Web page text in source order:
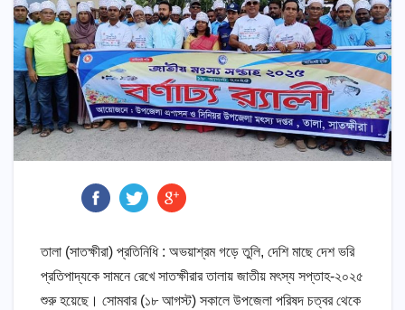
তালা (সাতক্ষীরা) প্রতিনিধি : অভয়াশ্রম গড়ে তুলি, দেশি মাছে দেশ ভরি
প্রতিপাদ্যকে সামনে রেখে সাতক্ষীরার তালায় জাতীয় মৎস্য সপ্তাহ-২০২৫
শুরু হয়েছে। সোমবার (১৮ আগস্ট) সকালে উপজেলা পরিষদ চত্বর থেকে